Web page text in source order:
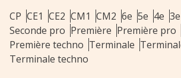
CP CE1 CE2 CM1 CM2 6e 5e 4e 3e
Seconde pro Première Première pro
Première techno Terminale
Terminale techno